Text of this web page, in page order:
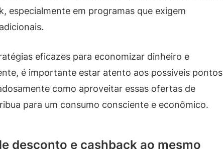
especialmente em programas que exigem
eficazes para economizar dinheiro e
é importante estar atento aos possíveis pontos
como aproveitar essas ofertas de
para um consumo consciente e econômico.
desconto e cashback ao mesmo